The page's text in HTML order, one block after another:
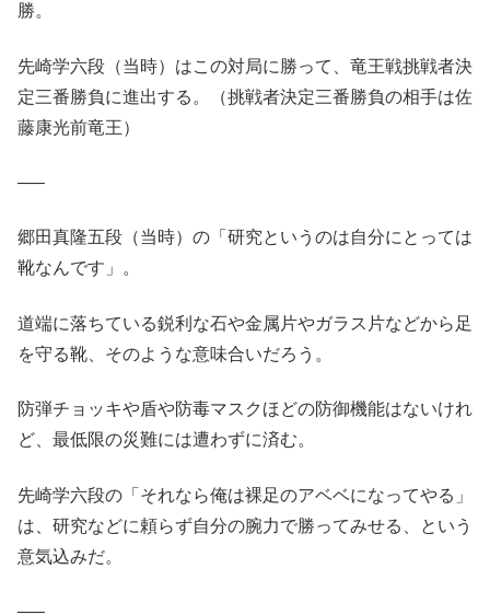
勝。
先崎学六段（当時）はこの対局に勝って、竜王戦挑戦者決
定三番勝負に進出する。（挑戦者決定三番勝負の相手は佐
藤康光前竜王）
—–
郷田真隆五段（当時）の「研究というのは自分にとっては
靴なんです」。
道端に落ちている鋭利な石や金属片やガラス片などから足
を守る靴、そのような意味合いだろう。
防弾チョッキや盾や防毒マスクほどの防御機能はないけれ
ど、最低限の災難には遭わずに済む。
先崎学六段の「それなら俺は裸足のアベベになってやる」
は、研究などに頼らず自分の腕力で勝ってみせる、という
意気込みだ。
—–